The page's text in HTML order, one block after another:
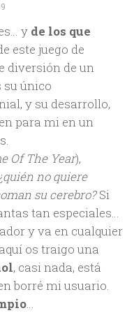
y de los que
este juego de
diversión de un
su único
y su desarrollo,
para mi en un
Of The Year),
no quiere
su cerebro?Si
tan especiales…
y va en cualquier
os traigo una
, casi nada, está
borré mi usuario.
…